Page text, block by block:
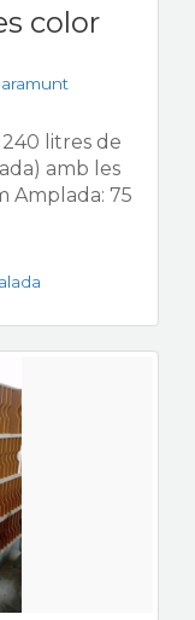
color
litres de
amb les
Amplada: 75